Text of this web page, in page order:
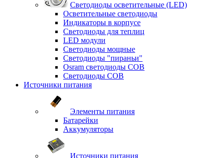
Светодиоды осветительные (LED)
Осветительные светодиоды
Индикаторы в корпусе
Светодиоды для теплиц
LED модули
Светодиоды мощные
Светодиоды "пираньи"
Osram светодиоды COB
Светодиоды COB
Источники питания
Элементы питания
Батарейки
Аккумуляторы
Источники питания